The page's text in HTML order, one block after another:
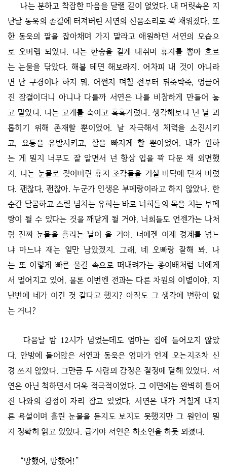
나는 분하고 착잡한 마음을 달랠 길이 없었다. 내 머릿속은 지
난날 동욱의 손길에 터져버린 서연의 신음소리로 꽉 채워졌다. 또
한 동욱의 팔을 잡아채며 가지 말라고 애원하던 서연의 모습으
로 오버랩 되었다. 나는 한숨을 길게 내쉬며 휴지를 뽑아 흐르
는 눈물을 닦았다. 해볼 테면 해보라지. 어차피 내 것이 아니라
면 난 구경이나 하지 뭐. 어쩐지 며칠 전부터 뒤죽박죽, 엉클어
진 잠결이더니 아니나 다를까 서연은 나를 비참하게 만들어 놓
고 말았다. 나는 고개를 숙이고 흑흑거렸다. 생각해보니 넌 날 괴
롭히기 위해 존재할 뿐이었어. 날 자극해서 체력을 소진시키
고, 요통을 유발시키고, 살을 빠지게 할 뿐이었어. 내가 원하
는 게 뭔지 너무도 잘 알면서 넌 항상 입을 꽉 다문 채 외면했
지. 나는 눈물로 젖어버린 휴지 조각들을 거실 바닥에 던져 버렸
다. 괜찮다, 괜찮아. 누군가 인생은 부메랑이라고 하지 않았나. 한
순간 달콤하고 스릴 넘치는 유희는 바로 너희들의 목을 치는 부메
랑이 될 수 있다는 것을 깨닫게 될 거야. 너희들도 언젠가는 나처
럼 진짜 눈물을 흘리는 날이 올 거야. 너에겐 이제 경계를 넘느
냐 마느냐 재는 일만 남았겠지. 그래, 네 오빠랑 잘해 봐. 나
는 또 이렇게 빠른 물길 속으로 떠내려가는 종이배처럼 너에게
서 멀어지고 있어. 물론 이번엔 전과는 다른 차원의 이별이야. 지
난번에 네가 이긴 것 같다고 했지? 아직도 그 생각에 변함이 없
는 거니?
다음날 밤 12시가 넘었는데도 엄마는 집에 들어오지 않았
다. 안방에 들어앉은 서연과 동욱은 엄마가 언제 오는지조차 신
경 쓰지 않았다. 그만큼 두 사람의 감정은 절정에 달해 있었다. 서
연은 아닌 척하면서 더욱 적극적이었다. 그 이면에는 완벽히 틀어
진 나와의 감정이 자리 잡고 있었다. 서연은 내가 거칠게 내지
른 욕설이며 흘린 눈물을 듣지도 보지도 못했지만 그 원인이 뭔
지 정확히 읽고 있었다. 급기야 서연은 하소연을 하듯 외쳤다.
“망했어, 망했어!”